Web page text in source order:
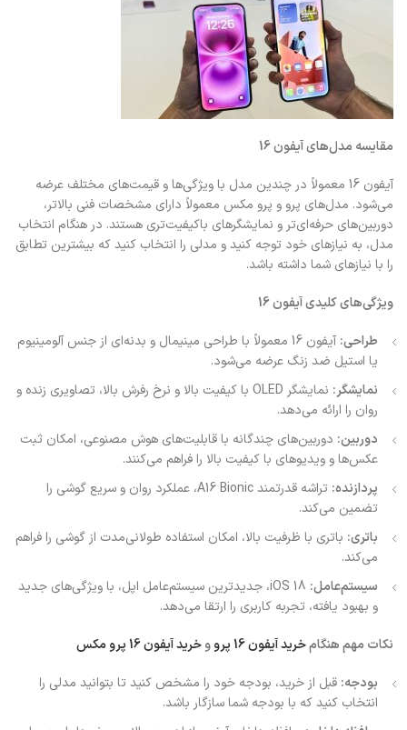
مقایسه مدل‌های آیفون 16
آیفون 16 معمولاً در چندین مدل با ویژگی‌ها و قیمت‌های مختلف عرضه
می‌شود. مدل‌های پرو و پرو مکس معمولاً دارای مشخصات فنی بالاتر،
دوربین‌های حرفه‌ای‌تر و نمایشگرهای باکیفیت‌تری هستند. در هنگام انتخاب
مدل، به نیازهای خود توجه کنید و مدلی را انتخاب کنید که بیشترین تطابق
را با نیازهای شما داشته باشد.
ویژگی‌های کلیدی آیفون 16
طراحی:
آیفون 16 معمولاً با طراحی مینیمال و بدنه‌ای از جنس آلومینیوم
یا استیل ضد زنگ عرضه می‌شود.
نمایشگر:
نمایشگر OLED با کیفیت بالا و نرخ رفرش بالا، تصاویری زنده و
روان را ارائه می‌دهد.
دوربین: دوربین‌های چندگانه با قابلیت‌های هوش مصنوعی، امکان ثبت
عکس‌ها و ویدیوهای با کیفیت بالا را فراهم می‌کنند.
پردازنده:
تراشه قدرتمند A16 Bionic، عملکرد روان و سریع گوشی را
تضمین می‌کند.
باتری: باتری با ظرفیت بالا، امکان استفاده طولانی‌مدت از گوشی را فراهم
می‌کند.
سیستم‌عامل:
iOS 18، جدیدترین سیستم‌عامل اپل، با ویژگی‌های جدید
و بهبود یافته، تجربه کاربری را ارتقا می‌دهد.
نکات مهم هنگامخرید آیفون 16 پرو وخرید آیفون 16 پرو مکس
بودجه: قبل از خرید، بودجه خود را مشخص کنید تا بتوانید مدلی را
انتخاب کنید که با بودجه شما سازگار باشد.